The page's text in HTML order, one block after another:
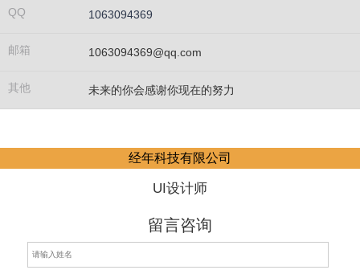
QQ 1063094369
邮箱 1063094369@qq.com
其他 未来的你会感谢你现在的努力
经年科技有限公司
UI设计师
留言咨询